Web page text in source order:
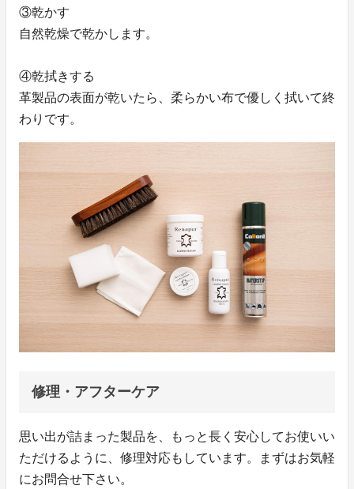
③乾かす
自然乾燥で乾かします。
④乾拭きする
革製品の表面が乾いたら、柔らかい布で優しく拭いて終
わりです。
修理・アフターケア
思い出が詰まった製品を、もっと長く安心してお使いい
ただけるように、修理対応もしています。まずはお気軽
にお問合せ下さい。